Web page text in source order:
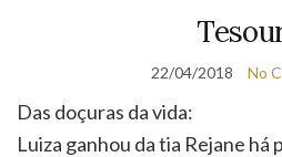
22/04/2018 No
Das doçuras da vida:
Luiza ganhou da tia Rejane há